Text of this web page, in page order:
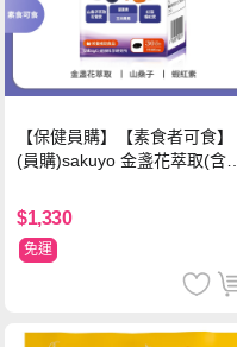
【保健員購】【素食者可食】
(員購)sakuyo 金盞花萃取(含葉
瓶)
$1,330
免運